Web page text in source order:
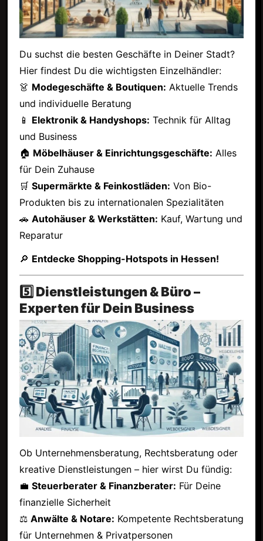
Du suchst die besten Geschäfte in Deiner Stadt?
Hier findest Du die wichtigsten Einzelhändler:
👗 Modegeschäfte & Boutiquen: Aktuelle Trends
und individuelle Beratung
📱 Elektronik & Handyshops: Technik für Alltag
und Business
🏠 Möbelhäuser & Einrichtungsgeschäfte: Alles
für Dein Zuhause
🛒 Supermärkte & Feinkostläden: Von Bio-
Produkten bis zu internationalen Spezialitäten
🚗 Autohäuser & Werkstätten: Kauf, Wartung und
Reparatur
🔎 Entdecke Shopping-Hotspots in Hessen!
5️⃣ Dienstleistungen & Büro –
Experten für Dein Business
Ob Unternehmensberatung, Rechtsberatung oder
kreative Dienstleistungen – hier wirst Du fündig:
💼 Steuerberater & Finanzberater: Für Deine
finanzielle Sicherheit
⚖ Anwälte & Notare: Kompetente Rechtsberatung
für Unternehmen & Privatpersonen